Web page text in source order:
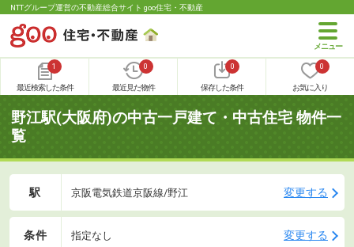
NTTグループ運営の不動産総合サイト goo住宅・不動産
1
最近検索した条件
0
最近見た物件
0
保存した条件
0
お気に入り
野江駅(大阪府)の中古一戸建て・中古住宅 物件一
覧
駅 京阪電気鉄道京阪線/野江 変更する
条件 指定なし 変更する